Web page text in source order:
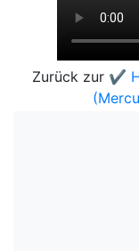
Zurück zur ✔️